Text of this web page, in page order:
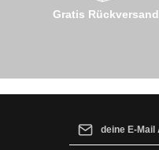
Gratis Rückversand